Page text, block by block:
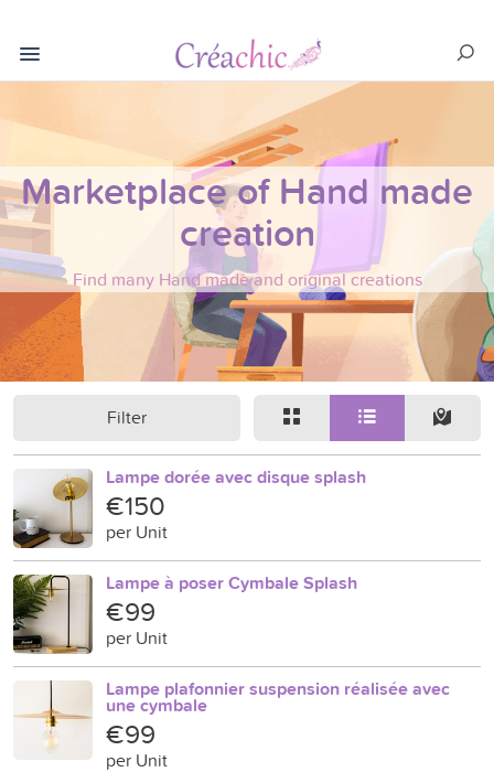
Marketplace of Hand made
creation
Find many Hand made and original creations
Filter
Lampe dorée avec disque splash
€150
per Unit
Lampe à poser Cymbale Splash
€99
per Unit
Lampe plafonnier suspension réalisée avec
une cymbale
€99
per Unit